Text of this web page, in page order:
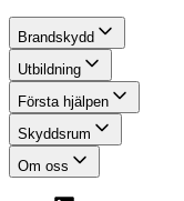
Brandskydd
Utbildning
Första hjälpen
Skyddsrum
Om oss